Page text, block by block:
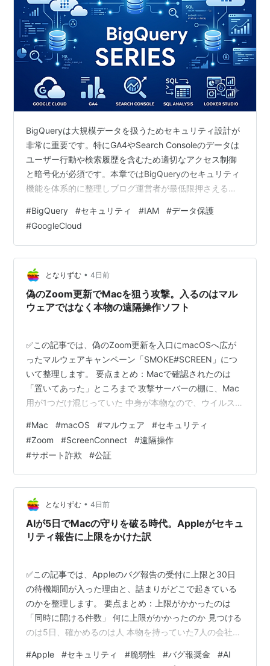
BigQueryは大規模データを扱うためセキュリティ設計が
非常に重要です。特にGA4やSearch Consoleのデータは
ユーザー行動や検索履歴を含むため適切なアクセス制御
と暗号化が必須です。本章ではBigQueryのセキュリティ
機能を体系的に整理しブログ運営者が最低限押さえるべ
第3章で紹介しています。 この記事で分かること・
BigQueryのセキュリティ構造・IAM権限の体系・
Authorized Viewsとカラムレベルセキュリティ・データ
暗号化の仕組み・監査ログとVPC Service Controls・
GA4・Search C…
#BigQuery #セキュリティ #IAM #データ保護
#GoogleCloud
となりずむ • 4日前
偽のZoom更新でMacを狙う攻撃。入るのはマル
ウェアではなく本物の遠隔操作ソフト
✅この記事では、偽のZoom更新を入口にmacOSへ広が
ったマルウェアキャンペーン「SMOKE#SCREEN」につ
いて整理します。 要点まとめ：Macで確認されたのは
「置いてあった」ところまで 攻撃サーバーの棚に、Mac
用が1つだけ混じっていた 中身が本物なので、ウイルス対
認があるのか 日本では、この着地のほうが先に定着して
いる 海外の反応：Gatekeeperは止めてくれるのか ひと
こと：怖がる材料と、確かめられたことの距離 まとめ：
見方が変わるのは、配布経路が見えたとき どうも、とな
りです。 Macを狙う攻撃の話は、ここ数か月だけでも
何…
#Mac #macOS #マルウェア #セキュリティ
#Zoom #ScreenConnect #遠隔操作
#サポート詐欺 #公証
となりずむ • 4日前
AIが5日でMacの守りを破る時代。Appleがセキュ
リティ報告に上限をかけた訳
✅この記事では、Appleのバグ報告の受付に上限と30日
の待機期間が入った理由と、詰まりがどこで起きている
のかを整理します。 要点まとめ：上限がかかったのは
「同時に開ける件数」 何に上限がかかったのか 見つける
のは5日、確かめるのは人 本物を持っていた7人の会社も
別の絞り方をした 海外の反応：制度への疑いと、AIのせ
#Apple #セキュリティ #脆弱性 #バグ報奨金 #AI